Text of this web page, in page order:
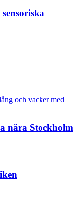
nära Stockholm